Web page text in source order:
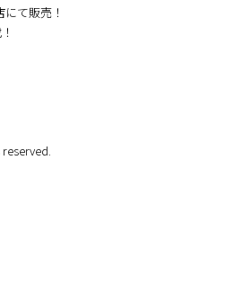
て販売！
reserved.